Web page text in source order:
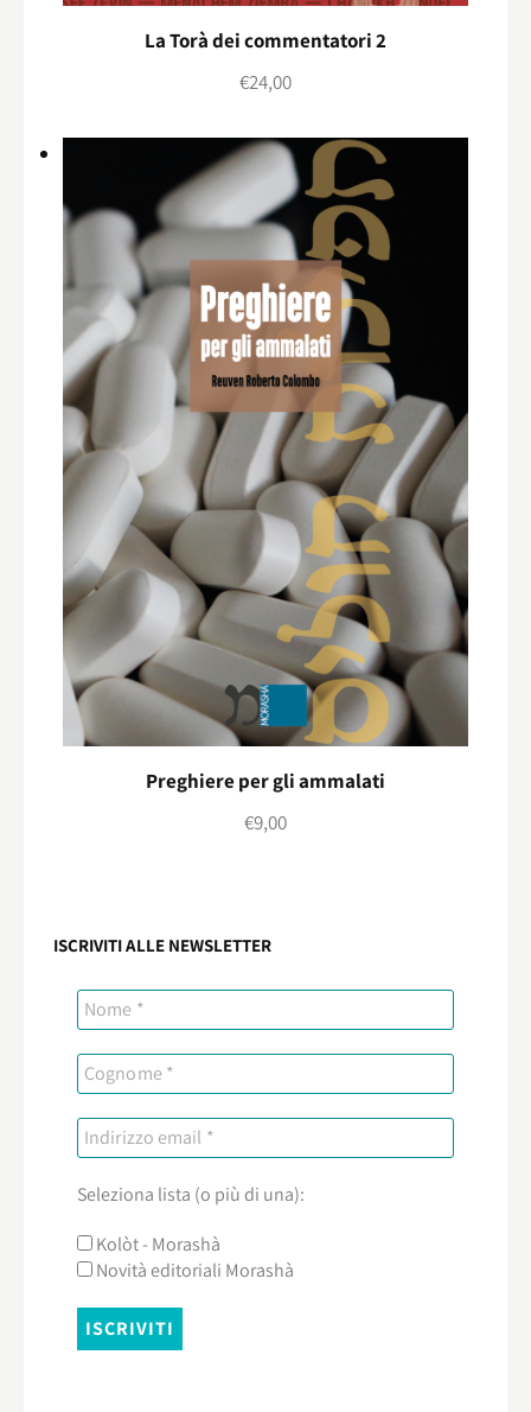
La Torà dei commentatori 2
€24,00
Preghiere per gli ammalati
€9,00
ISCRIVITI ALLE NEWSLETTER
Seleziona lista (o più di una):
Kolòt - Morashà
Novità editoriali Morashà